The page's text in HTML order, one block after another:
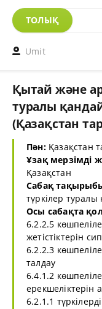
ТОЛЫҚ
Umit
Қытай және
туралы
(Қазақстан
Пән:Қазақстан
Ұзақ мерзімді
Қазақстан
Сабақ
түркілер туралы
Осы сабақта
6.2.2.5
жетістіктерін
6.2.2.3
талдау
6.4.1.2
ерекшеліктерін
6.2.1.1